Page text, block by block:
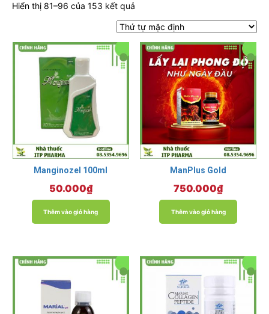
Hiển thị 81–96 của 153 kết quả
Manginozel 100ml
50.000₫
Thêm vào giỏ hàng
ManPlus Gold
750.000₫
Thêm vào giỏ hàng